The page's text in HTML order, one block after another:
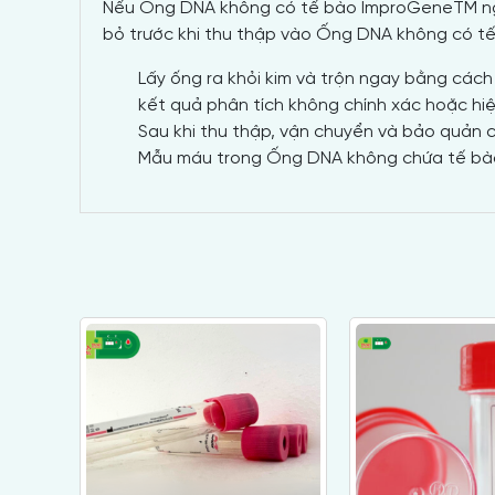
Nếu Ống DNA không có tế bào ImproGeneTM
bỏ trước khi thu thập vào Ống DNA không có
Lấy ống ra khỏi kim và trộn ngay bằng
kết quả phân tích không chính xác hoặc
Sau khi thu thập, vận chuyển và bảo quản
Mẫu máu trong Ống DNA không chứa tế